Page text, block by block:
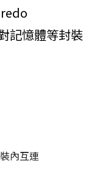
記憶體等封裝
內互連